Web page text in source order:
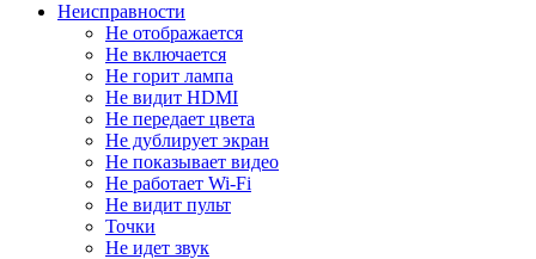
Неисправности
Не отображается
Не включается
Не горит лампа
Не видит HDMI
Не передает цвета
Не дублирует экран
Не показывает видео
Не работает Wi-Fi
Не видит пульт
Точки
Не идет звук